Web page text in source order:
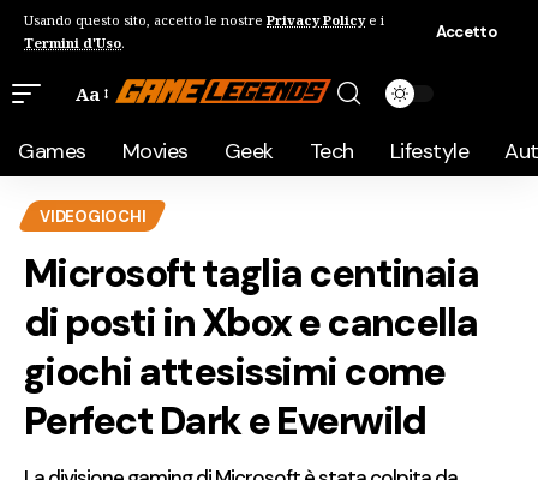
Usando questo sito, accetto le nostre Privacy Policye i
Termini d'Uso.
Accetto
Aa
Games Movies Geek Tech Lifestyle
VIDEOGIOCHI
Microsoft taglia centinaia
di posti in Xbox e cancella
giochi attesissimi come
Perfect Dark e Everwild